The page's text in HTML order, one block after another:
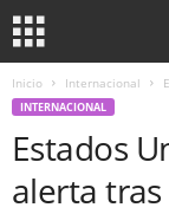
Inicio Internacional
INTERNACIONAL
Estados
alerta